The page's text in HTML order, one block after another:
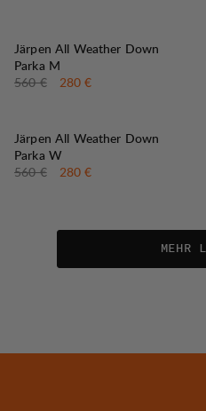
VERKAUF:
Järpen All Weather Down
Parka M
Originalpreis:
560 € Verkaufspreis
280 €
VERKAUF:
Järpen All Weather Down
Parka W
Originalpreis:
560 € Verkaufspreis
280 €
MEHR